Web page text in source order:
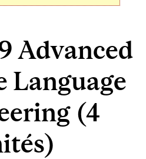
Advanced
Language
(4